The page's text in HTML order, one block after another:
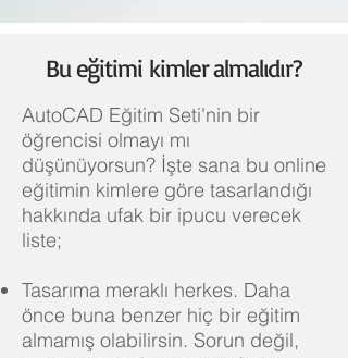
Bu eğitimi kimler almalıdır?
AutoCAD Eğitim Seti'nin bir
öğrencisi olmayı mı
düşünüyorsun? İşte sana bu online
eğitimin kimlere göre tasarlandığı
hakkında ufak bir ipucu verecek
liste;
Tasarıma meraklı herkes. Daha
önce buna benzer hiç bir eğitim
almamış olabilirsin. Sorun değil,